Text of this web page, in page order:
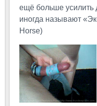
ещё больше
иногда называют
Horse)